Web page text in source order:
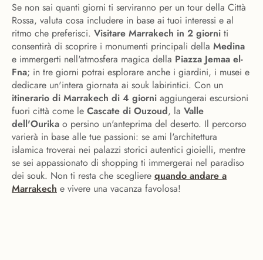
Se non sai quanti giorni ti serviranno per un tour della Città
Rossa, valuta cosa includere in base ai tuoi interessi e al
ritmo che preferisci. Visitare Marrakech in 2 giorni ti
consentirà di scoprire i monumenti principali della Medina
e immergerti nell'atmosfera magica della Piazza Jemaa el-
Fna; in tre giorni potrai esplorare anche i giardini, i musei e
dedicare un'intera giornata ai souk labirintici. Con un
itinerario di Marrakech di 4 giorni aggiungerai escursioni
fuori città come le Cascate di Ouzoud, la Valle
dell'Ourika o persino un'anteprima del deserto. Il percorso
varierà in base alle tue passioni: se ami l'architettura
islamica troverai nei palazzi storici autentici gioielli, mentre
se sei appassionato di shopping ti immergerai nel paradiso
dei souk. Non ti resta che scegliere quando andare a
Marrakech e vivere una vacanza favolosa!